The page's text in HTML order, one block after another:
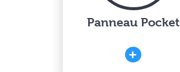
Panneau Pocket